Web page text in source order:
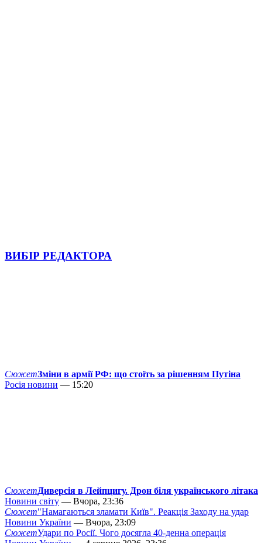
ВИБІР РЕДАКТОРА
СюжетЗміни в армії РФ: що стоїть за рішенням Путіна
Росія новини — 15:20
СюжетДиверсія в Лейпцигу. Дрон біля українського літака
Новини світу — Вчора, 23:36
Сюжет"Намагаються зламати Київ". Реакція Заходу на удар
Новини України — Вчора, 23:09
СюжетУдари по Росії. Чого досягла 40-денна операція